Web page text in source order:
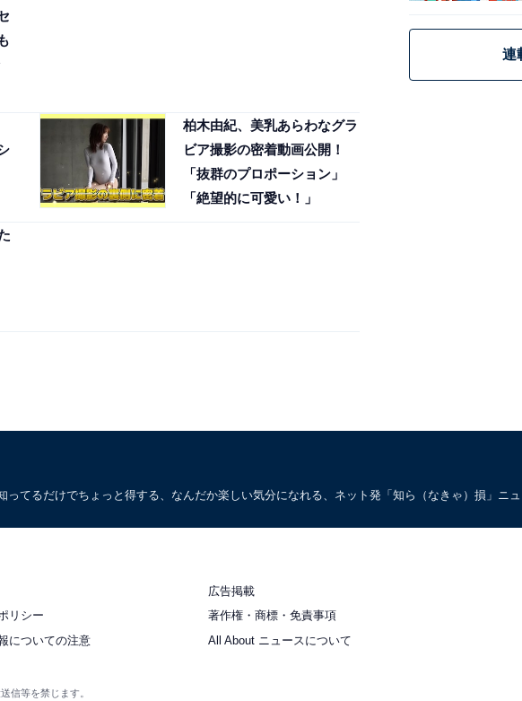
柏木由紀、美乳あらわなグラ
ビア撮影の密着動画公開！
「抜群のプロポーション」
「絶望的に可愛い！」
連
てるだけでちょっと得する、なんだか楽しい気分になれる、ネット発「知ら（なきゃ）損」ニュ
広告掲載
リシー
著作権・商標・免責事項
についての注意
All About ニュースについて
信等を禁じます。